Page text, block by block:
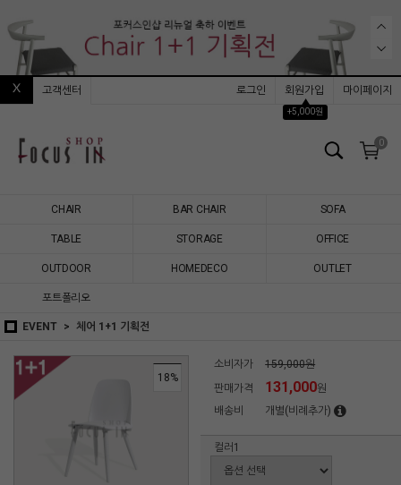
고객센터 로그인
회원가입
▲
+5,000원
마이페이지
0
CHAIR BAR CHAIR SOFA
TABLE STORAGE OFFICE
OUTDOOR HOMEDECO OUTLET
포트폴리오
EVENT 체어 1+1 기획전
18%
소비자가
159,000원
판매가격
131,000원
배송비
개별(비례추가)
컬러1